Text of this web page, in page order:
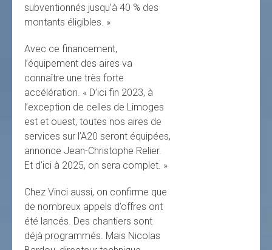
subventionnés jusqu’à 40 % des
montants éligibles. »
Avec ce financement,
l’équipement des aires va
connaître une très forte
accélération. « D’ici fin 2023, à
l’exception de celles de Limoges
est et ouest, toutes nos aires de
services sur l’A20 seront équipées,
annonce Jean-Christophe Relier.
Et d’ici à 2025, on sera complet. »
Chez Vinci aussi, on confirme que
de nombreux appels d’offres ont
été lancés. Des chantiers sont
déjà programmés. Mais Nicolas